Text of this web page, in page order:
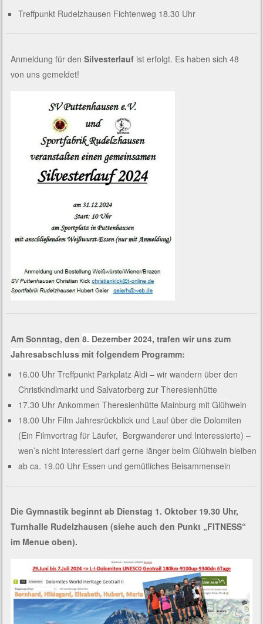
Treffpunkt Rudelzhausen Fichtenweg 18.30 Uhr
Anmeldung für denSilvesterlauf ist erfolgt. Es haben sich 48
von uns gemeldet!
Am Sonntag, den8. Dezember 2024, trafen wir uns zum
Jahresabschluss mit folgendem Programm:
16.00 Uhr Treffpunkt Parkplatz Aldi – wir wandern über den
Christkindlmarkt und Salvatorberg zur Theresienhütte
17.30 Uhr Ankommen Theresienhütte Mainburg mit Glühwein
18.00 Uhr Film Jahresrückblick und Lauf über die Dolomiten
(Ein Filmvortrag für Läufer, Bergwanderer und Interessierte) –
wen’s nicht interessiert darf gerne länger beim Glühwein bleiben
ab ca. 19.00 Uhr Essen und gemütliches Beisammensein
Die Gymnastik beginnt ab Dienstag 1. Oktober 19.30 Uhr,
Turnhalle Rudelzhausen (siehe auch den Punkt „FITNESS“
im Menue oben).